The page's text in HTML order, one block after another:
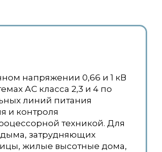
напряжении 0,66 и 1 кВ
АС класса 2,3 и 4 по
линий питания
и контроля
техникой. Для
дыма, затрудняющих
жилые высотные дома,